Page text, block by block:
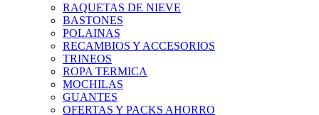
RAQUETAS DE NIEVE
BASTONES
POLAINAS
RECAMBIOS Y ACCESORIOS
TRINEOS
ROPA TERMICA
MOCHILAS
GUANTES
OFERTAS Y PACKS AHORRO